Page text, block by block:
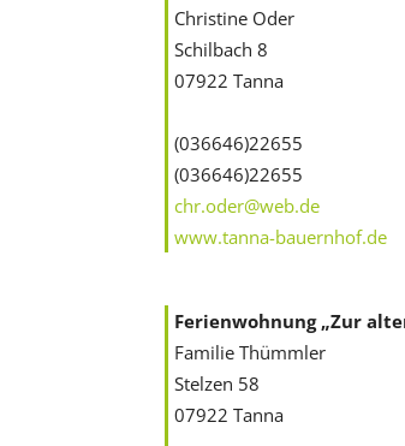
Christine Oder
Schilbach 8
07922 Tanna
(036646)22655
(036646)22655
chr.oder@web.de
www.tanna-bauernhof.de
Ferienwohnung „Zur
Familie Thümmler
Stelzen 58
07922 Tanna